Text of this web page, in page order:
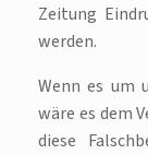
Zeitung
werden.
Wenn es um
wäre es dem
diese